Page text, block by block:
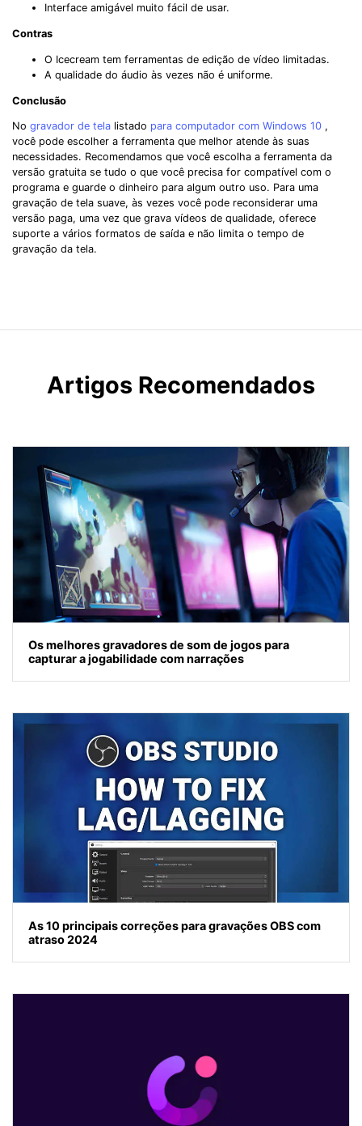
Interface amigável muito fácil de usar.
Contras
O Icecream tem ferramentas de edição de vídeo limitadas.
A qualidade do áudio às vezes não é uniforme.
Conclusão
No gravador de tela listado para computador com Windows 10 ,
você pode escolher a ferramenta que melhor atende às suas
necessidades. Recomendamos que você escolha a ferramenta da
versão gratuita se tudo o que você precisa for compatível com o
programa e guarde o dinheiro para algum outro uso. Para uma
gravação de tela suave, às vezes você pode reconsiderar uma
versão paga, uma vez que grava vídeos de qualidade, oferece
suporte a vários formatos de saída e não limita o tempo de
gravação da tela.
Artigos Recomendados
Os melhores gravadores de som de jogos para
capturar a jogabilidade com narrações
As 10 principais correções para gravações OBS com
atraso 2024